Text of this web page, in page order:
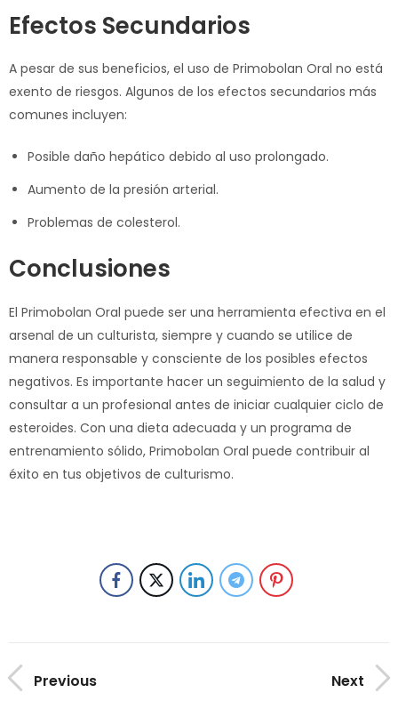
Efectos Secundarios
A pesar de sus beneficios, el uso de Primobolan Oral no está
exento de riesgos. Algunos de los efectos secundarios más
comunes incluyen:
Posible daño hepático debido al uso prolongado.
Aumento de la presión arterial.
Problemas de colesterol.
Conclusiones
El Primobolan Oral puede ser una herramienta efectiva en el
arsenal de un culturista, siempre y cuando se utilice de
manera responsable y consciente de los posibles efectos
negativos. Es importante hacer un seguimiento de la salud y
consultar a un profesional antes de iniciar cualquier ciclo de
esteroides. Con una dieta adecuada y un programa de
entrenamiento sólido, Primobolan Oral puede contribuir al
éxito en tus objetivos de culturismo.
Previous Next